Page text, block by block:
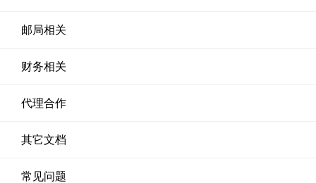
邮局相关
财务相关
代理合作
其它文档
常见问题